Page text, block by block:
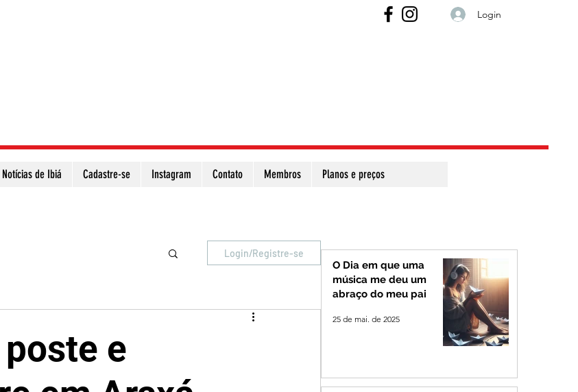
Login
Notícias de Ibiá Cadastre-se Instagram Contato Membros Planos e preços
Login/Registre-se
e
O Dia em que uma
música me deu um
abraço do meu pai
25 de mai. de 2025